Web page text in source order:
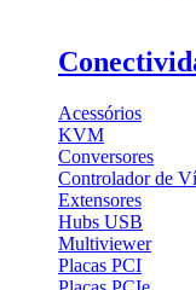
Acessórios
KVM
Conversores
Controlador de
Extensores
Hubs USB
Multiviewer
Placas PCI